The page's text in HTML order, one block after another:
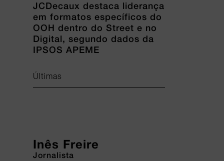
JCDecaux destaca liderança
em formatos específicos do
OOH dentro do Street e no
Digital, segundo dados da
IPSOS APEME
Últimas
Inês Freire
Jornalista